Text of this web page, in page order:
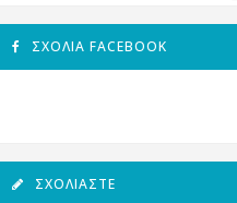
ΣΧΌΛΙΑ FACEBOOK
ΣΧΟΛΙΆΣΤΕ